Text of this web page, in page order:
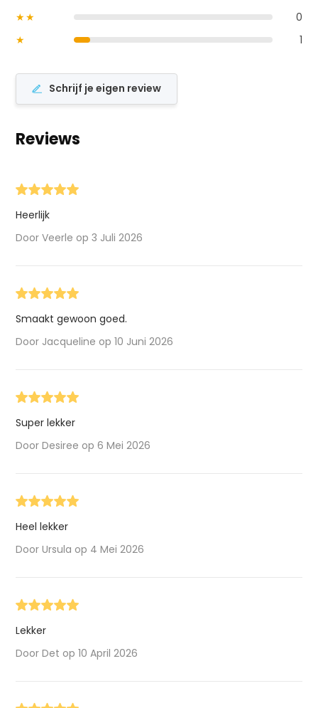
★★
0
★
1
Schrijf je eigen review
Reviews
Heerlijk
Door Veerle op 3 Juli 2026
Smaakt gewoon goed.
Door Jacqueline op 10 Juni 2026
Super lekker
Door Desiree op 6 Mei 2026
Heel lekker
Door Ursula op 4 Mei 2026
Lekker
Door Det op 10 April 2026